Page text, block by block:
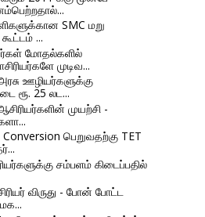
SMC மறு
...
மோதல்களில்
முடிவ...
ஊழியர்களுக்கு
ரூ. 25 லட...
முயற்சி -
பெறுவதற்கு TET
சம்பளம் கிடைப்பதில்
விருது - போன் போட்ட